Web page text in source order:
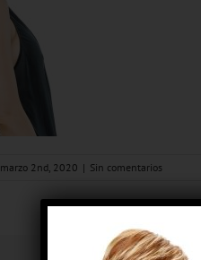
marzo 2nd, 2020 | Sin comentarios